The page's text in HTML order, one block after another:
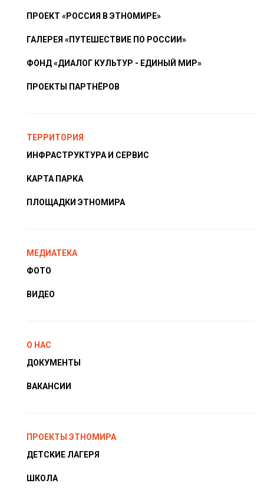
ПРОЕКТ «РОССИЯ В ЭТНОМИРЕ»
ГАЛЕРЕЯ «ПУТЕШЕСТВИЕ ПО РОССИИ»
ФОНД «ДИАЛОГ КУЛЬТУР - ЕДИНЫЙ МИР»
ПРОЕКТЫ ПАРТНЁРОВ
ТЕРРИТОРИЯ
ИНФРАСТРУКТУРА И СЕРВИС
КАРТА ПАРКА
ПЛОЩАДКИ ЭТНОМИРА
МЕДИАТЕКА
ФОТО
ВИДЕО
О НАС
ДОКУМЕНТЫ
ВАКАНСИИ
ПРОЕКТЫ ЭТНОМИРА
ДЕТСКИЕ ЛАГЕРЯ
ШКОЛА